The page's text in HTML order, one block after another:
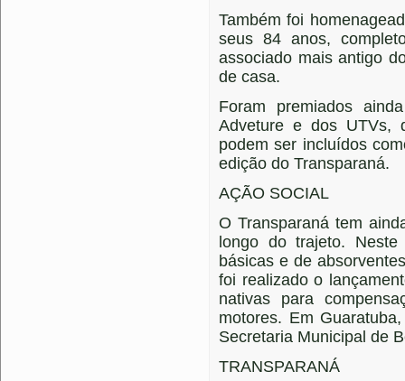
Também foi
seus 84 anos,
associado mais antigo
de casa.
Foram premiados
Adveture e dos UTVs,
podem ser incluídos
edição do Transparaná.
AÇÃO SOCIAL
O Transparaná tem
longo do trajeto.
básicas e de
foi realizado o
nativas para
motores. Em
Secretaria Municipal de
TRANSPARANÁ